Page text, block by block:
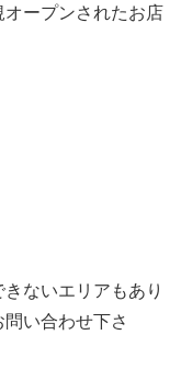
ープンされたお店
ないエリアもあり
い合わせ下さ